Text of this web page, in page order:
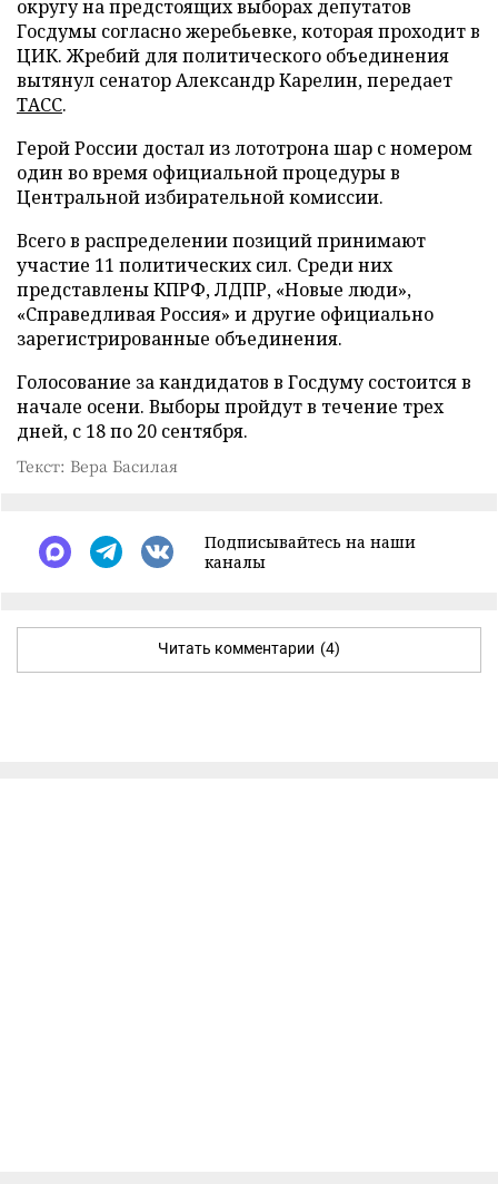
округу на предстоящих выборах депутатов
Госдумы согласно жеребьевке, которая проходит в
ЦИК. Жребий для политического объединения
вытянул сенатор Александр Карелин, передает
ТАСС.
Герой России достал из лототрона шар с номером
один во время официальной процедуры в
Центральной избирательной комиссии.
Всего в распределении позиций принимают
участие 11 политических сил. Среди них
представлены КПРФ, ЛДПР, «Новые люди»,
«Справедливая Россия» и другие официально
зарегистрированные объединения.
Голосование за кандидатов в Госдуму состоится в
начале осени. Выборы пройдут в течение трех
дней, с 18 по 20 сентября.
Текст: Вера Басилая
Подписывайтесь на наши
каналы
Читать комментарии (4)